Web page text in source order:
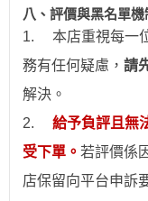
八、評價與黑名單機
1.
本店重視每一
務有任何疑慮， 請
解決。
2.
給予負評且無
受下單。 若評價係
店保留向平台申訴